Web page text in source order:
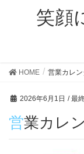
笑顔
HOME 営業カレ
2026年6月1日 / 最
営業カレ